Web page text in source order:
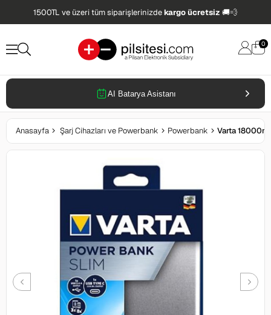
1500TL ve üzeri tüm siparişlerinizdekargo ücretsiz 🚚💨
0
AI Batarya Asistanı
Anasayfa Şarj Cihazları ve Powerbank Powerbank Varta